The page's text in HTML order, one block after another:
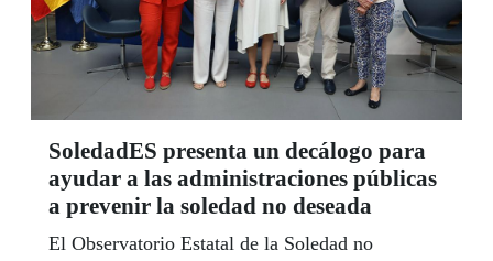
SoledadES presenta un decálogo para
ayudar a las administraciones públicas
a prevenir la soledad no deseada
El Observatorio Estatal de la Soledad no